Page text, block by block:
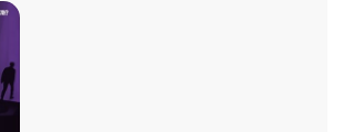
of the BTS Members as Natural Pe
Knots That Tie Together Different Narra